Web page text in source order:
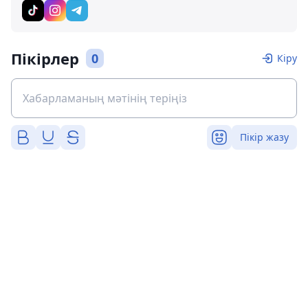
Пікірлер 0 Кіру
Пікір жазу